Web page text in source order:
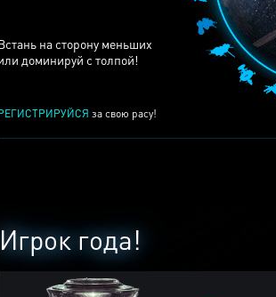
на сторону меньших
доминируй с толпой!
за свою расу!
Игрок года!